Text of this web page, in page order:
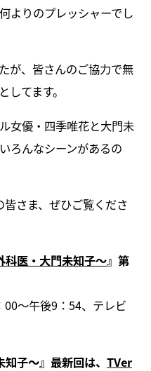
よりのプレッシャーでし
が、皆さんのご協力で無
てます。
女優・四季唯花と大門未
ろんなシーンがあるの
さま、ぜひご覧くださ
科医・大門未知子～』第
～午後9：54、テレビ
子～』最新回は、 TVer